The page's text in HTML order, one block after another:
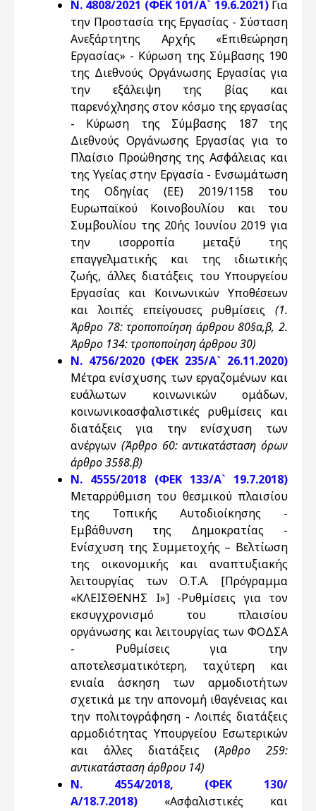
Ν. 4808/2021 (ΦΕΚ 101/Α` 19.6.2021)Για
την Προστασία της Εργασίας - Σύσταση
Ανεξάρτητης Αρχής «Επιθεώρηση
Εργασίας» - Κύρωση της Σύμβασης 190
της Διεθνούς Οργάνωσης Εργασίας για
την εξάλειψη της βίας και
παρενόχλησης στον κόσμο της εργασίας
- Κύρωση της Σύμβασης 187 της
Διεθνούς Οργάνωσης Εργασίας για τo
Πλαίσιο Προώθησης της Ασφάλειας και
της Υγείας στην Εργασία - Ενσωμάτωση
της Οδηγίας (ΕΕ) 2019/1158 του
Ευρωπαϊκού Κοινοβουλίου και του
Συμβουλίου της 20ής Ιουνίου 2019 για
την ισορροπία μεταξύ της
επαγγελματικής και της ιδιωτικής
ζωής, άλλες διατάξεις του Υπουργείου
Εργασίας και Κοινωνικών Υποθέσεων
και λοιπές επείγουσες ρυθμίσεις (1.
Άρθρο 78: τροποποίηση άρθρου 80§α,β, 2.
Άρθρο 134: τροποποίηση άρθρου 30)
Ν. 4756/2020 (ΦΕΚ 235/Α` 26.11.2020)
Μέτρα ενίσχυσης των εργαζομένων και
ευάλωτων κοινωνικών ομάδων,
κοινωνικοασφαλιστικές ρυθμίσεις και
διατάξεις για την ενίσχυση των
ανέργων (Άρθρο 60: αντικατάσταση όρων
άρθρο 35§8.β)
Ν. 4555/2018 (ΦΕΚ 133/Α` 19.7.2018)
Μεταρρύθμιση του θεσμικού πλαισίου
της Τοπικής Αυτοδιοίκησης -
Εμβάθυνση της Δημοκρατίας -
Ενίσχυση της Συμμετοχής – Βελτίωση
της οικονομικής και αναπτυξιακής
λειτουργίας των Ο.Τ.Α. [Πρόγραμμα
«ΚΛΕΙΣΘΕΝΗΣ Ι»] -Ρυθμίσεις για τον
εκσυγχρονισμό του πλαισίου
οργάνωσης και λειτουργίας των ΦΟΔΣΑ
- Ρυθμίσεις για την
αποτελεσματικότερη, ταχύτερη και
ενιαία άσκηση των αρμοδιοτήτων
σχετικά με την απονομή ιθαγένειας και
την πολιτογράφηση - Λοιπές διατάξεις
αρμοδιότητας Υπουργείου Εσωτερικών
και άλλες διατάξεις (Άρθρο 259:
αντικατάσταση άρθρου 14)
N. 4554/2018, (ΦΕΚ 130/
Α/18.7.2018) «Ασφαλιστικές και